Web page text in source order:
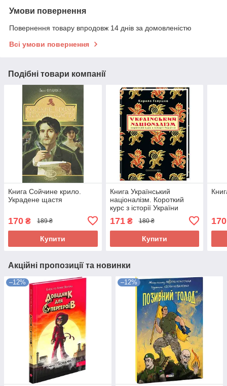
Умови повернення
Повернення товару впродовж 14 днів за домовленістю
Всі умови повернення
Подібні товари компанії
Книга Сойчине крило.
Украдене щастя
170 ₴ 189 ₴
Купити
Книга Український
націоналізм. Короткий
курс з історії України
171₴ 180 ₴
Купити
170
Акційні пропозиції та новинки
–12% –12%